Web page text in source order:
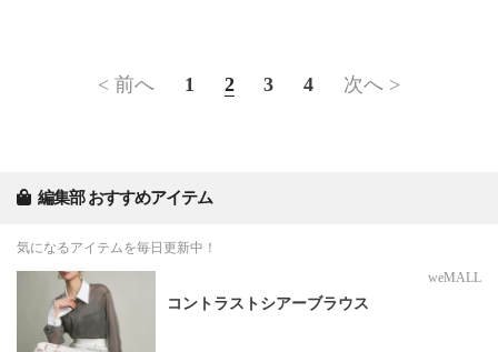
< 前へ 1 2 3 4 次へ >
編集部 おすすめアイテム
気になるアイテムを毎日更新中！
weMALL
コントラストシアーブラウス